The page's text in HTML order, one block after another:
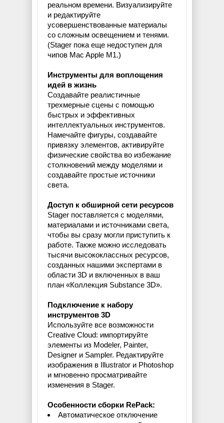
реальном времени. Визуализируйте
и редактируйте
усовершенствованные материалы
со сложным освещением и тенями.
(Stager пока еще недоступен для
чипов Mac Apple M1.)
Инструменты для воплощения
идей в жизнь
Создавайте реалистичные
трехмерные сцены с помощью
быстрых и эффективных
интеллектуальных инструментов.
Намечайте фигуры, создавайте
привязку элементов, активируйте
физические свойства во избежание
столкновений между моделями и
создавайте простые источники
света.
Доступ к обширной сети ресурсов
Stager поставляется с моделями,
материалами и источниками света,
чтобы вы сразу могли приступить к
работе. Также можно исследовать
тысячи высококлассных ресурсов,
созданных нашими экспертами в
области 3D и включенных в ваш
план «Коллекция Substance 3D».
Подключение к набору
инструментов 3D
Используйте все возможности
Creative Cloud: импортируйте
элементы из Modeler, Painter,
Designer и Sampler. Редактируйте
изображения в Illustrator и Photoshop
и мгновенно просматривайте
изменения в Stager.
Особенности сборки RePack:
Автоматическое отключение